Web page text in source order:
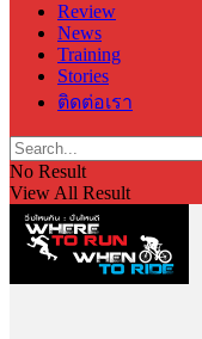
Review
News
Training
Stories
ติดต่อเรา
No Result
View All Result